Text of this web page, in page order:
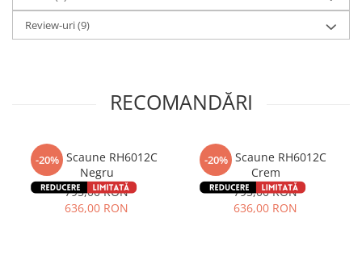
Review-uri(9)
RECOMANDĂRI
-20%
Set 2 Scaune RH6012C
Negru
795,00 RON
636,00 RON
-20%
Set 2 Scaune RH6012C
Crem
795,00 RON
636,00 RON